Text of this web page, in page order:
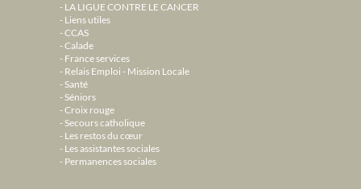
LA LIGUE CONTRE LE CANCER
Liens utiles
CCAS
Calade
France services
Relais Emploi - Mission Locale
Santé
Séniors
Croix rouge
Secours catholique
Les restos du cœur
Les assistantes sociales
Permanences sociales